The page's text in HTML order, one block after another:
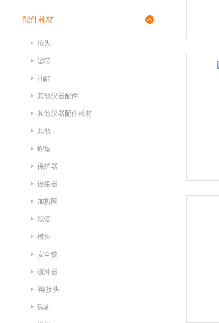
配件耗材
枪头
滤芯
油缸
其他仪器配件
其他仪器配件耗材
其他
螺母
保护器
连接器
加热圈
软管
模块
安全锁
缓冲器
阀/接头
碳刷